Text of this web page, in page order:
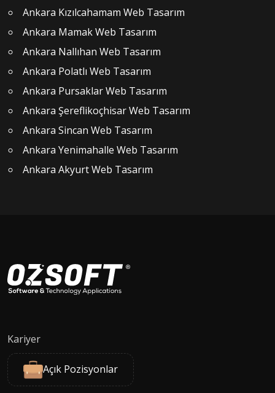
Ankara Kızılcahamam Web Tasarım
Ankara Mamak Web Tasarım
Ankara Nallıhan Web Tasarım
Ankara Polatlı Web Tasarım
Ankara Pursaklar Web Tasarım
Ankara Şereflikoçhisar Web Tasarım
Ankara Sincan Web Tasarım
Ankara Yenimahalle Web Tasarım
Ankara Akyurt Web Tasarım
Kariyer
Açık Pozisyonlar